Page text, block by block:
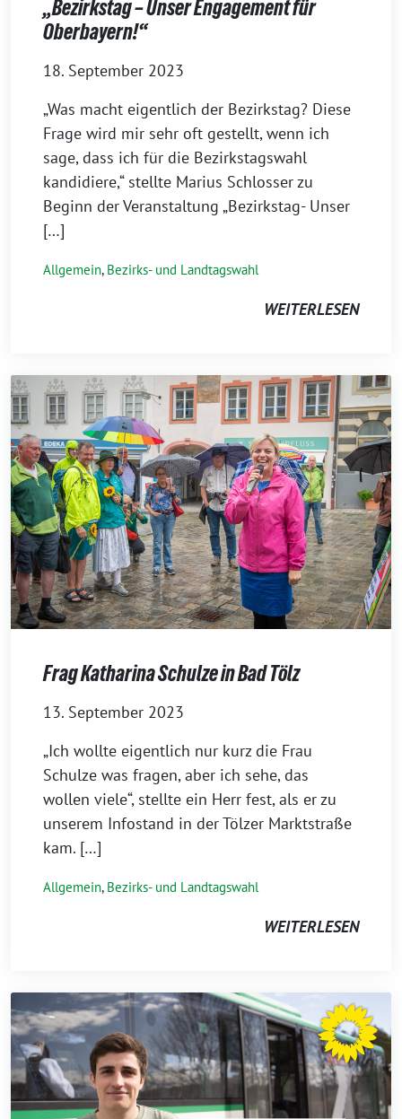
„Bezirkstag – Unser Engagement für
Oberbayern!“
18. September 2023
„Was macht eigentlich der Bezirkstag? Diese
Frage wird mir sehr oft gestellt, wenn ich
sage, dass ich für die Bezirkstagswahl
kandidiere,“ stellte Marius Schlosser zu
Beginn der Veranstaltung „Bezirkstag- Unser
[…]
Allgemein, Bezirks- und Landtagswahl
WEITERLESEN
Frag Katharina Schulze in Bad Tölz
13. September 2023
„Ich wollte eigentlich nur kurz die Frau
Schulze was fragen, aber ich sehe, das
wollen viele“, stellte ein Herr fest, als er zu
unserem Infostand in der Tölzer Marktstraße
kam. […]
Allgemein, Bezirks- und Landtagswahl
WEITERLESEN